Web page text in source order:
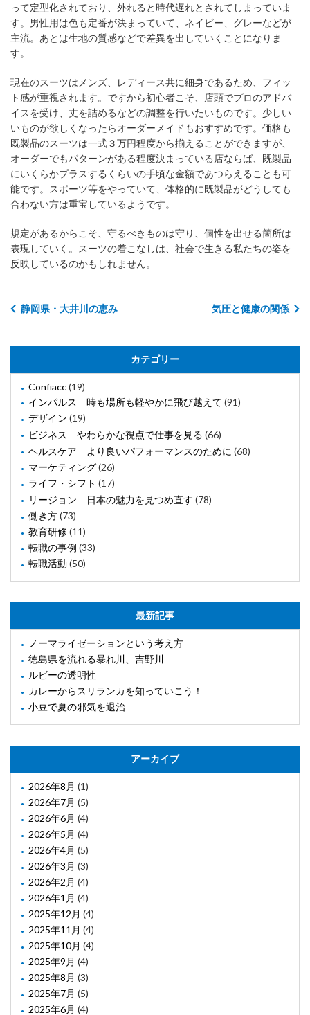
って定型化されており、外れると時代遅れとされてしまっていま
す。男性用は色も定番が決まっていて、ネイビー、グレーなどが
主流。あとは生地の質感などで差異を出していくことになりま
す。
現在のスーツはメンズ、レディース共に細身であるため、フィッ
ト感が重視されます。ですから初心者こそ、店頭でプロのアドバ
イスを受け、丈を詰めるなどの調整を行いたいものです。少しい
いものが欲しくなったらオーダーメイドもおすすめです。価格も
既製品のスーツは一式３万円程度から揃えることができますが、
オーダーでもパターンがある程度決まっている店ならば、既製品
にいくらかプラスするくらいの手頃な金額であつらえることも可
能です。スポーツ等をやっていて、体格的に既製品がどうしても
合わない方は重宝しているようです。
規定があるからこそ、守るべきものは守り、個性を出せる箇所は
表現していく。スーツの着こなしは、社会で生きる私たちの姿を
反映しているのかもしれません。
気圧と健康の関係
静岡県・大井川の恵み
カテゴリー
Confiacc(19)
インパルス 時も場所も軽やかに飛び越えて (91)
デザイン (19)
ビジネス やわらかな視点で仕事を見る (66)
ヘルスケア より良いパフォーマンスのために (68)
マーケティング(26)
ライフ・シフト (17)
リージョン 日本の魅力を見つめ直す (78)
働き方(73)
教育研修(11)
転職の事例 (33)
転職活動 (50)
最新記事
ノーマライゼーションという考え方
徳島県を流れる暴れ川、吉野川
ルビーの透明性
カレーからスリランカを知っていこう！
小豆で夏の邪気を退治
アーカイブ
2026年8月 (1)
2026年7月 (5)
2026年6月 (4)
2026年5月 (4)
2026年4月 (5)
2026年3月 (3)
2026年2月 (4)
2026年1月 (4)
2025年12月 (4)
2025年11月 (4)
2025年10月 (4)
2025年9月 (4)
2025年8月 (3)
2025年7月 (5)
2025年6月 (4)